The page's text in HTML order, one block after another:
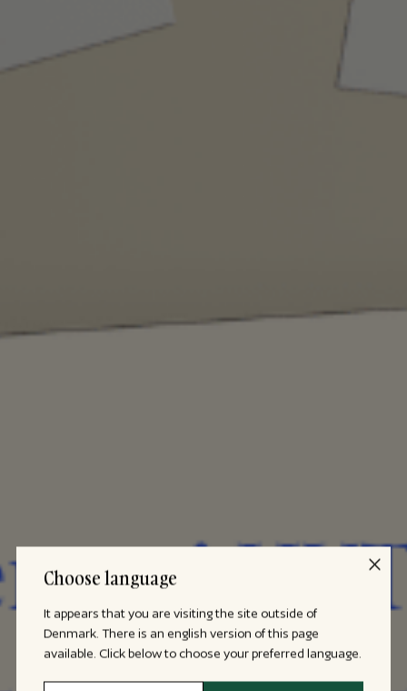
Choose language
It appears that you are visiting the site outside of
Denmark. There is an english version of this page
available. Click below to choose your preferred language.